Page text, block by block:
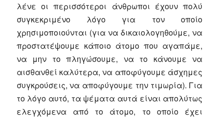
λένε οι περισσότεροι άνθρωποι έχουν πολύ
συγκεκριμένο λόγο για τον οποίο
χρησιμοποιούνται (για να δικαιολογηθούμε, να
προστατέψουμε κάποιο άτομο που αγαπάμε,
να μην το πληγώσουμε, να το κάνουμε να
αισθανθεί καλύτερα, να αποφύγουμε άσχημες
συγκρούσεις, να αποφύγουμε την τιμωρία). Για
το λόγο αυτό, τα ψέματα αυτά είναι απολύτως
ελεγχόμενα από το άτομο, το οποίο έχει